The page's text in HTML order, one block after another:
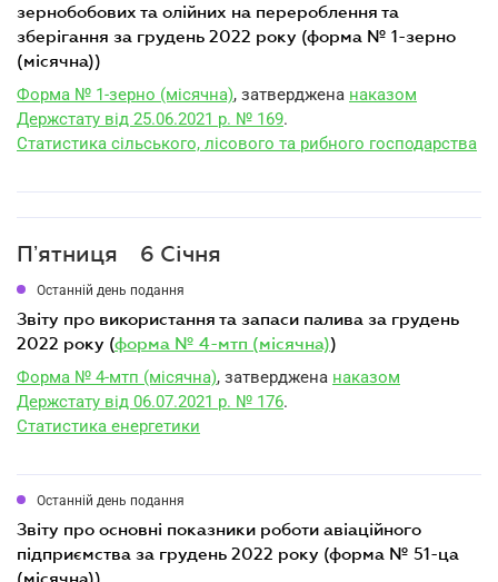
зернобобових та олійних на перероблення та
зберігання за грудень 2022 року (форма № 1-зерно
(місячна))
Форма № 1-зерно (місячна), затверджена наказом
Держстату від 25.06.2021 р. № 169.
Статистика сільського, лісового та рибного господарства
Пʼятниця 6 Січня
Останній день подання
звіту про використання та запаси палива за грудень
2022 року (форма № 4-мтп (місячна))
Форма № 4-мтп (місячна), затверджена наказом
Держстату від 06.07.2021 р. № 176.
Статистика енергетики
Останній день подання
звіту про основні показники роботи авіаційного
підприємства за грудень 2022 року (форма № 51-ца
(місячна))